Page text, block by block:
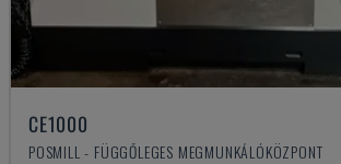
CE1000
POSMILL - FÜGGŐLEGES MEGMUNKÁLÓKÖZPONT